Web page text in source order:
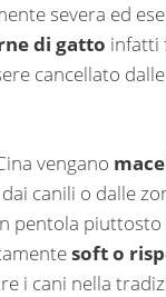
severa ed
di gatto infatti
cancellato
vengano
canili o dalle
pentola
soft o
i cani nella